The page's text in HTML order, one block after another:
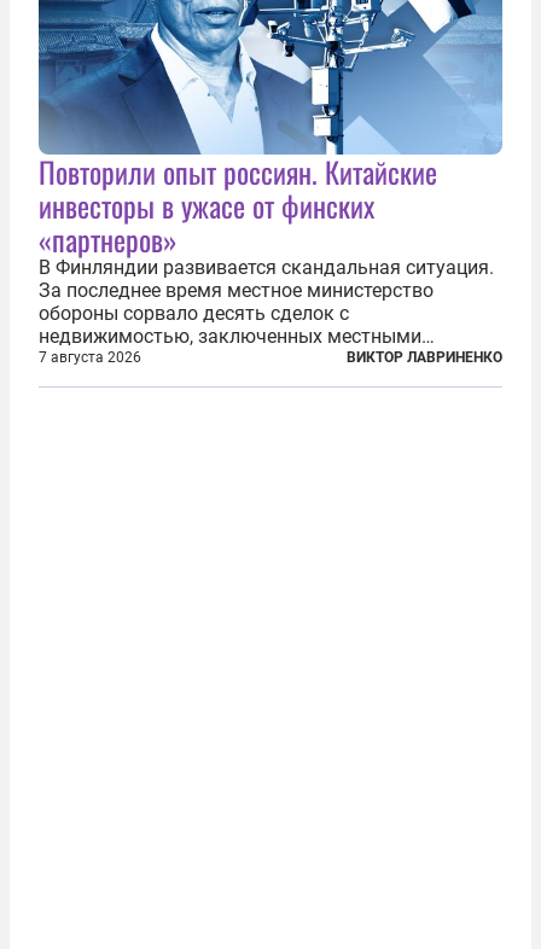
Повторили опыт россиян. Китайские
инвесторы в ужасе от финских
«партнеров»
В Финляндии развивается скандальная ситуация.
За последнее время местное министерство
обороны сорвало десять сделок с
недвижимостью, заключенных местными
фирмами с китайским капиталом. Чиновники
заявили, что они могли заключаться с целью
7 августа 2026 ВИКТОР ЛАВРИНЕНКО